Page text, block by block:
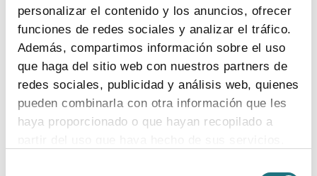
personalizar el contenido y los anuncios, ofrecer
funciones de redes sociales y analizar el tráfico.
Además, compartimos información sobre el uso
que haga del sitio web con nuestros partners de
redes sociales, publicidad y análisis web, quienes
pueden combinarla con otra información que les
haya proporcionado o que hayan recopilado a
Para más información
Departamento:
Comunicación Farmaindustria
Correo Electrónico:
prensa@farmaindustria.es